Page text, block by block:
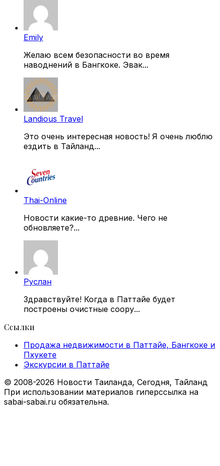
Emily
Желаю всем безопасности во время
наводнений в Бангкоке. Эвак...
Landious Travel
Это очень интересная новость! Я очень люблю
ездить в Тайланд...
Thai-Online
Новости какие-то древние. Чего не
обновляете?...
Руслан
Здравствуйте! Когда в Паттайе будет
построены очистные соору...
Ссылки
Продажа недвижимости в Паттайе, Бангкоке и
Пхукете
Экскурсии в Паттайе
© 2008-2026 Новости Таиланда, Сегодня, Тайланд
При использовании материалов гиперссылка на
sabai-sabai.ru обязательна.